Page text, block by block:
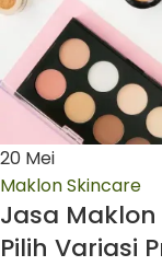
20 Mei
Maklon Skincare
Jasa
Pilih Variasi